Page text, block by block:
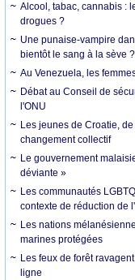
Alcool, tabac, cannabis :
drogues ?
Une punaise-vampire
bientôt le sang à la sève ?
Au Venezuela, les
Débat au Conseil de
l'ONU
Les jeunes de Croatie,
changement collectif
Le gouvernement
déviante »
Les communautés
contexte de réduction de
Les nations
marines protégées
Les feux de forêt
ligne